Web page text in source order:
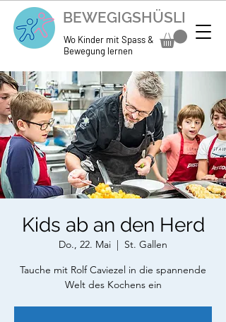
BEWEGIGSHÜSLI
Wo Kinder mit Spass &
Bewegung lernen
Kids ab an den Herd
Do., 22. Mai
  |
St. Gallen
Tauche mit Rolf Caviezel in die spannende